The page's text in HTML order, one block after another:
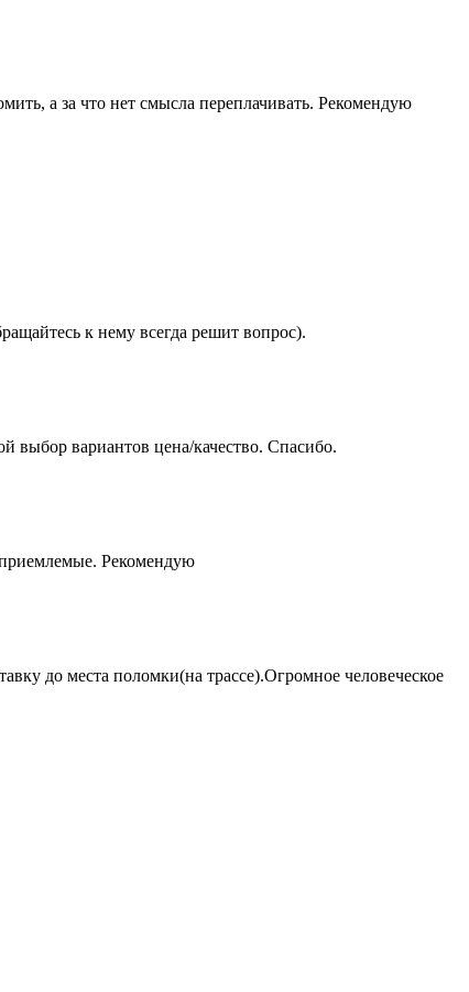
а за что нет смысла переплачивать. Рекомендую
к нему всегда решит вопрос).
выбор вариантов цена/качество. Спасибо.
Рекомендую
до места поломки(на трассе).Огромное человеческое